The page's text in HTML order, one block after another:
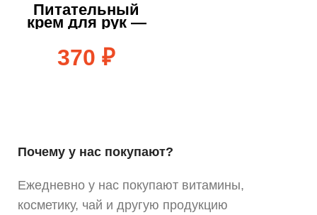
Питательный
крем для рук —
370 ₽
Почему у нас покупают?
Ежедневно у нас покупают витамины,
косметику, чай и другую продукцию